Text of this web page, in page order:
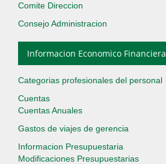
Comite Direccion
Consejo Administracion
Informacion Economico Financiera
Categorias profesionales del personal
Cuentas
Cuentas Anuales
Gastos de viajes de gerencia
Informacion Presupuestaria
Modificaciones Presupuestarias